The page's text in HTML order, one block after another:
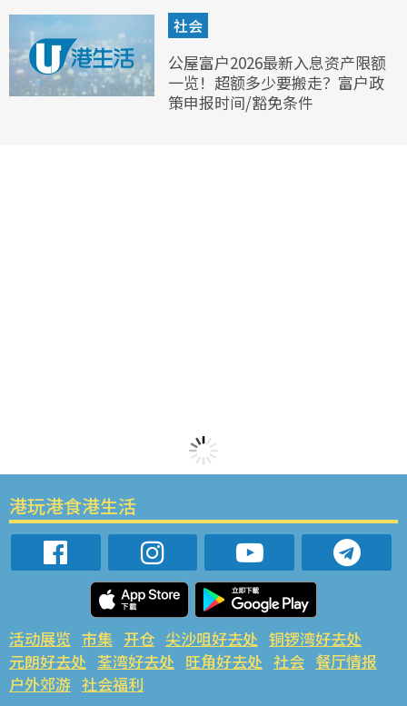
社会
公屋富户2026最新入息资产限额
一览！超额多少要搬走？富户政
策申报时间/豁免条件
港玩港食港生活
活动展览 市集 开仓 尖沙咀好去处 铜锣湾好去处
元朗好去处 荃湾好去处 旺角好去处 社会 餐厅情报
户外郊游 社会福利